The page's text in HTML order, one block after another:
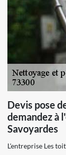
Devis pose
demandez à
Savoyardes
L'entreprise Les